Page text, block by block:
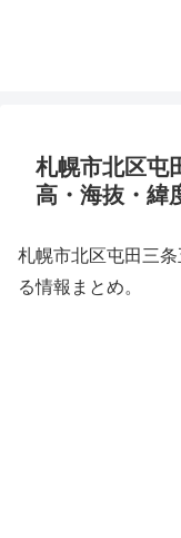
札幌市北区屯
高・海抜・緯
札幌市北区屯田三
る情報まとめ。